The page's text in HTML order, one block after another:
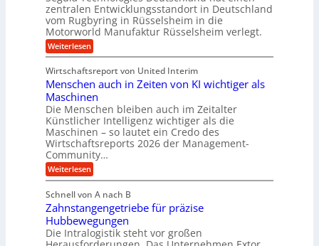
a
c
h
i
n
n
b
a
u
n
d
u
s
t
i
a
l
B
u
s
i
n
e
s
s
c
o
s
y
s
t
o
f
f
-
W
l
l
c
h
u
t
z
s
c
h
l
ä
c
h
e
i
zentralen Entwicklungsstandort in Deutschland
vom Rugbyring in Rüsselsheim in die
Motorworld Manufaktur Rüsselsheim verlegt.
Weiterlesen:
S
g
u
l
a
T
e
c
h
n
o
l
o
g
i
e
s
b
Wirtschaftsreport von United Interim
Menschen auch in Zeiten von KI wichtiger als
Maschinen
Die Menschen bleiben auch im Zeitalter
Künstlicher Intelligenz wichtiger als die
Maschinen – so lautet ein Credo des
Wirtschaftsreports 2026 der Management-
Community…
Weiterlesen:
M
n
s
c
h
e
Schnell von A nach B
Zahnstangengetriebe für präzise
Hubbewegungen
Die Intralogistik steht vor großen